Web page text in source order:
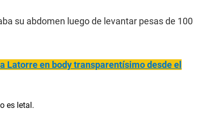
su abdomen luego de levantar pesas de 100
Latorre en body transparentísimo desde el